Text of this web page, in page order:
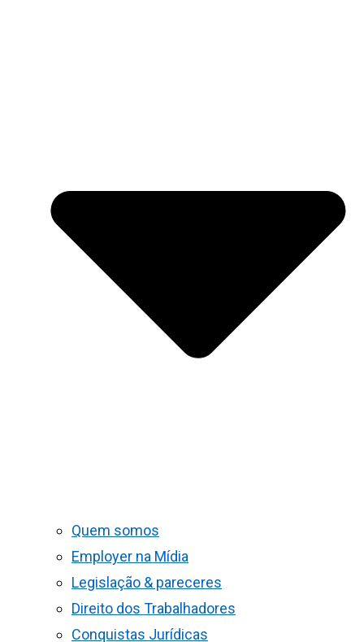
Quem somos
Employer na Mídia
Legislação & pareceres
Direito dos Trabalhadores
Conquistas Jurídicas